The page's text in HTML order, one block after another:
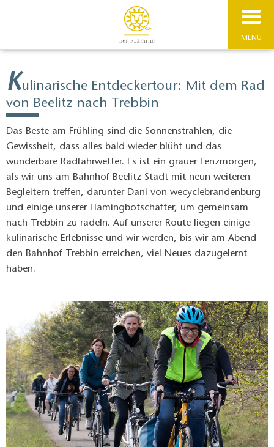
MENÜ
Kulinarische Entdeckertour: Mit dem Rad
von Beelitz nach Trebbin
Das Beste am Frühling sind die Sonnenstrahlen, die
Gewissheit, dass alles bald wieder blüht und das
wunderbare Radfahrwetter. Es ist ein grauer Lenzmorgen,
als wir uns am Bahnhof Beelitz Stadt mit neun weiteren
Begleitern treffen, darunter Dani von wecyclebrandenburg
und einige unserer Flämingbotschafter, um gemeinsam
nach Trebbin zu radeln. Auf unserer Route liegen einige
kulinarische Erlebnisse und wir werden, bis wir am Abend
den Bahnhof Trebbin erreichen, viel Neues dazugelernt
haben.